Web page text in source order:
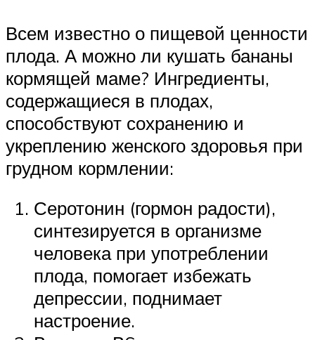
Всем известно о пищевой ценности
плода. А можно ли кушать бананы
кормящей маме? Ингредиенты,
содержащиеся в плодах,
способствуют сохранению и
укреплению женского здоровья при
грудном кормлении:
Серотонин (гормон радости),
синтезируется в организме
человека при употреблении
плода, помогает избежать
депрессии, поднимает
настроение.